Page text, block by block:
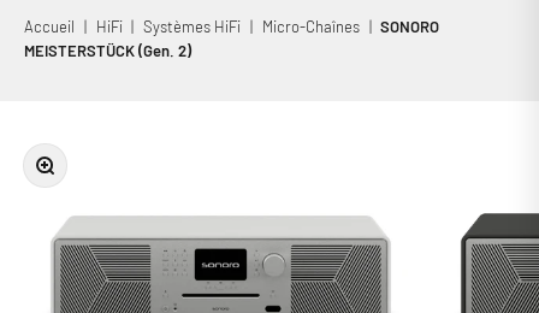
Accueil | HiFi | Systèmes HiFi | Micro-Chaînes | SONORO
MEISTERSTÜCK (Gen. 2)
Zoomer sur l'image